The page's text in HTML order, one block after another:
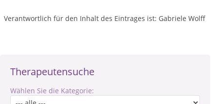
Therapeutensuche
Wählen Sie die Kategorie:
Verantwortlich für den Inhalt des Eintrages ist: Gabriele Wolff